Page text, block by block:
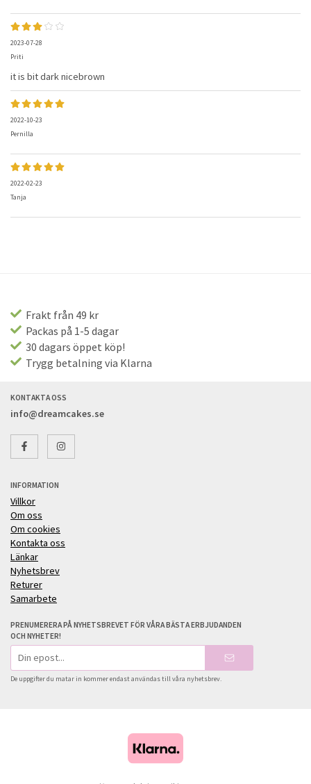
2023-07-28
Priti
it is bit dark nicebrown
2022-10-23
Pernilla
2022-02-23
Tanja
Frakt från 49 kr
Packas på 1-5 dagar
30 dagars öppet köp!
Trygg betalning via Klarna
KONTAKTA OSS
info@dreamcakes.se
INFORMATION
Villkor
Om oss
Om cookies
Kontakta oss
Länkar
Nyhetsbrev
Returer
Samarbete
PRENUMERERA PÅ NYHETSBREVET FÖR VÅRA BÄSTA ERBJUDANDEN
OCH NYHETER!
postadress
De uppgifter du matar in kommer endast användas till våra nyhetsbrev.